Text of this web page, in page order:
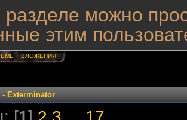
разделе можно
этим
ВЛОЖЕНИЯ
Exterminator